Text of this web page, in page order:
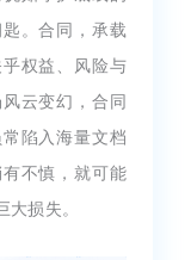
。合同，承载
权益、风险与
云变幻，合同
陷入海量文档
不慎，就可能
大损失。